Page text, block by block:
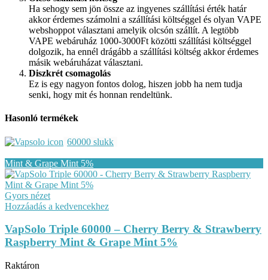
Ha sehogy sem jön össze az ingyenes szállítási érték határ
akkor érdemes számolni a szállítási költséggel és olyan VAPE
webshoppot választani amelyik olcsón szállít. A legtöbb
VAPE webáruház 1000-3000Ft közötti szállítási költséggel
dolgozik, ha ennél drágább a szállítási költség akkor érdemes
másik webáruházat választani.
Diszkrét csomagolás
Ez is egy nagyon fontos dolog, hiszen jobb ha nem tudja
senki, hogy mit és honnan rendeltünk.
Hasonló termékek
60000 slukk
Gyors nézet
Hozzáadás a kedvencekhez
VapSolo Triple 60000 – Cherry Berry & Strawberry
Raspberry Mint & Grape Mint 5%
Raktáron